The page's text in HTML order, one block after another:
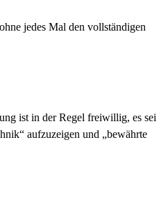
jedes Mal den vollständigen
ist in der Regel freiwillig, es sei
aufzuzeigen und „bewährte